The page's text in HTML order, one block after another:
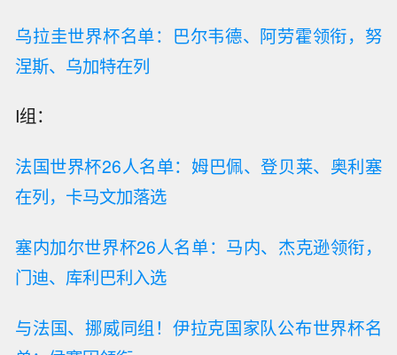
乌拉圭世界杯名单：巴尔韦德、阿劳霍领衔，努
涅斯、乌加特在列
I组：
法国世界杯26人名单：姆巴佩、登贝莱、奥利塞
在列，卡马文加落选
塞内加尔世界杯26人名单：马内、杰克逊领衔，
门迪、库利巴利入选
与法国、挪威同组！伊拉克国家队公布世界杯名